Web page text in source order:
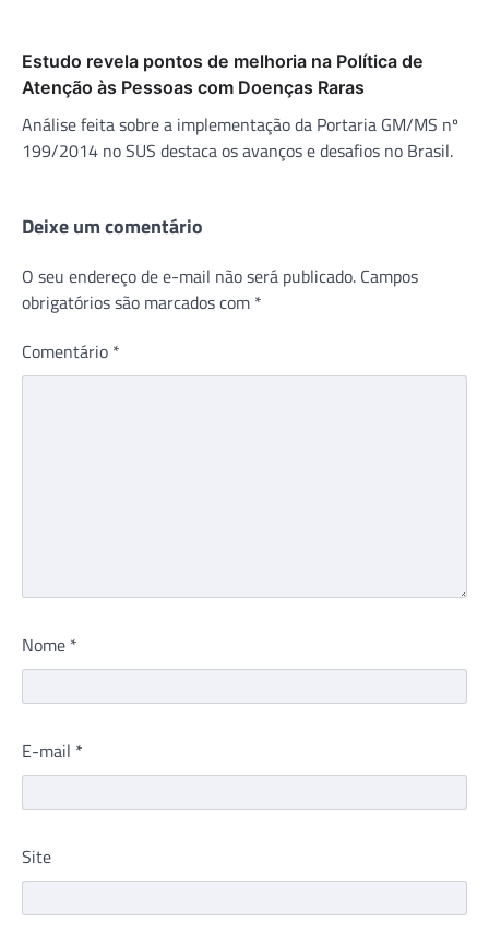
Estudo revela pontos de melhoria na Política de
Atenção às Pessoas com Doenças Raras
Análise feita sobre a implementação da Portaria GM/MS nº
199/2014 no SUS destaca os avanços e desafios no Brasil.
Deixe um comentário
O seu endereço de e-mail não será publicado. Campos
obrigatórios são marcados com *
Comentário *
Nome *
E-mail *
Site